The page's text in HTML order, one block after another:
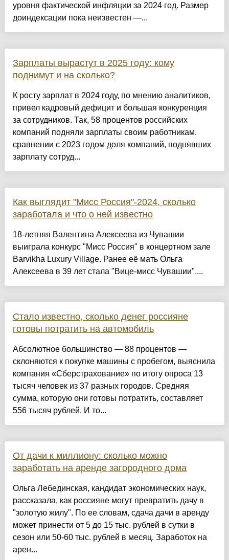
уровня фактической инфляции за 2024 год. Размер
доиндексации пока неизвестен —...
Зарплаты вырастут в 2025 году: кому
поднимут и на сколько?
К росту зарплат в 2024 году, по мнению аналитиков,
привел кадровый дефицит и большая конкуренция
за сотрудников. Так, 58 процентов российских
компаний подняли зарплаты своим работникам.
сравнении с 2023 годом доля компаний, поднявших
зарплату сотруд...
Как выглядит "Мисс Россия"-2024, сколько
заработала и что о ней известно
18-летняя Валентина Алексеева из Чувашии
выиграла конкурс "Мисс Россия" в концертном зале
Barvikha Luxury Village. Ранее её мать Ольга
Алексеева в 39 лет стала "Вице-мисс Чувашии"....
Стало известно, сколько денег россияне
готовы потратить на автомобиль
Абсолютное большинство — 88 процентов —
склоняются к покупке машины с пробегом, выяснила
компания «Сберстрахование» по итогу опроса 13
тысяч человек из 37 разных городов. Средняя
сумма, которую они готовы потратить, составляет
556 тысяч рублей. И то...
От дачи к миллиону: сколько можно
заработать на аренде загородного дома
Ольга Лебединская, кандидат экономических наук,
рассказала, как россияне могут превратить дачу в
"золотую жилу". По ее словам, сдача дачи в аренду
может принести от 5 до 15 тыс. рублей в сутки в
сезон или 50-60 тыс. рублей в месяц. Заработок на
арен...